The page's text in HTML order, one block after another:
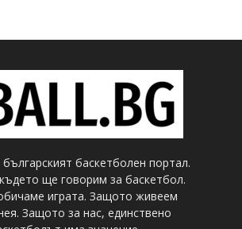
българският баскетболен портал.
ще говорим за баскетбол.
играта. Защото живеем
Защото за нас, единствено